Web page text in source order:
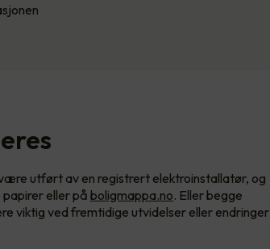
utført av en registrert elektroinstallatør, og
papirer eller på boligmappa.no. Eller begge
viktig ved fremtidige utvidelser eller endringer